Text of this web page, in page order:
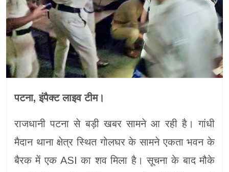
पटना, इंपैक्ट लाइव टीम।
राजधानी पटना से बड़ी खबर सामने आ रही है। गांधी
मैदान थाना क्षेत्र स्थित गोलघर के सामने एकता भवन के
बैरक में एक ASI का शव मिला है। सूचना के बाद मौके